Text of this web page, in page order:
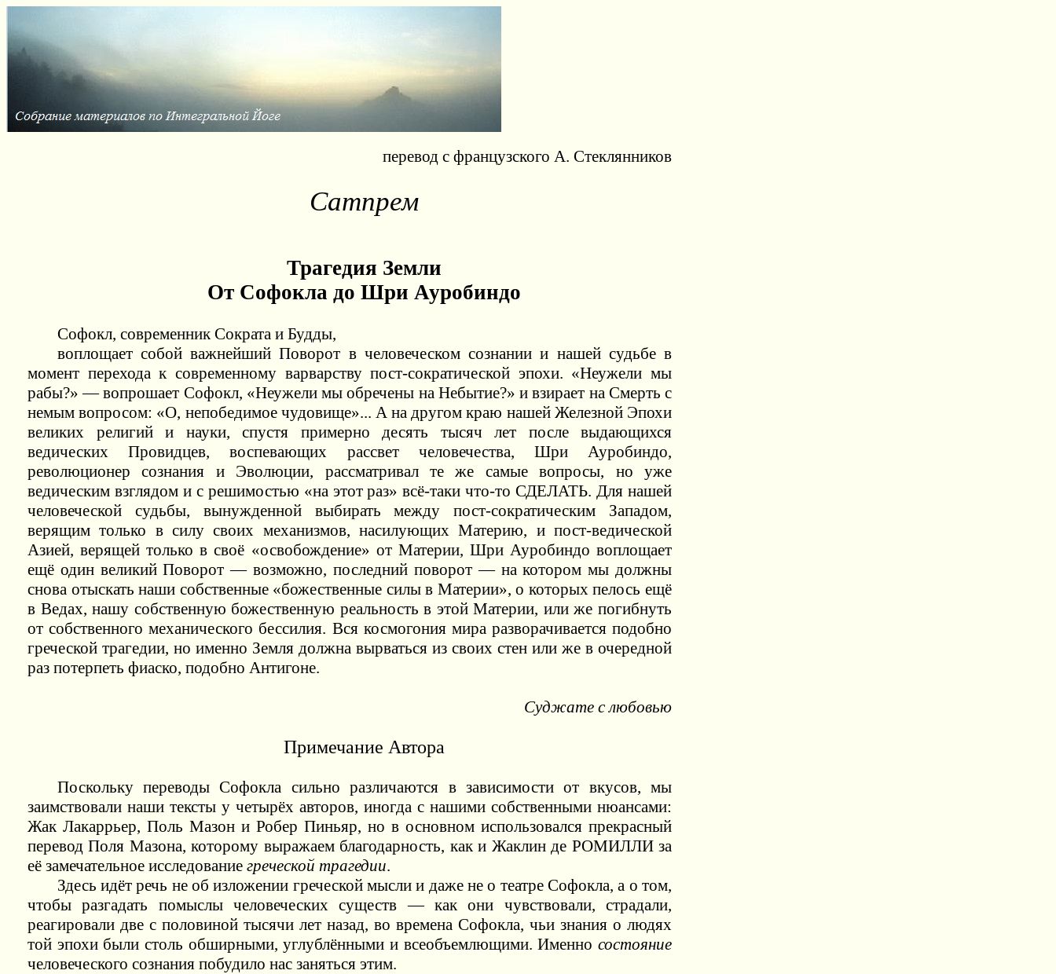
перевод с французского А. Стеклянников
Сатпрем
Трагедия Земли
От Софокла до Шри Ауробиндо
Софокл, современник Сократа и Будды,
воплощает собой важнейший Поворот в человеческом сознании и нашей судьбе в
момент перехода к современному варварству пост-сократической эпохи. «Неужели мы
рабы?» — вопрошает Софокл, «Неужели мы обречены на Небытие?» и взирает на Смерть с
немым вопросом: «О, непобедимое чудовище»... А на другом краю нашей Железной Эпохи
великих религий и науки, спустя примерно десять тысяч лет после выдающихся
ведических Провидцев, воспевающих рассвет человечества, Шри Ауробиндо,
революционер сознания и Эволюции, рассматривал те же самые вопросы, но уже
ведическим взглядом и с решимостью «на этот раз» всё-таки что-то СДЕЛАТЬ. Для нашей
человеческой судьбы, вынужденной выбирать между пост-сократическим Западом,
верящим только в силу своих механизмов, насилующих Материю, и пост-ведической
Азией, верящей только в своё «освобождение» от Материи, Шри Ауробиндо воплощает
ещё один великий Поворот — возможно, последний поворот — на котором мы должны
снова отыскать наши собственные «божественные силы в Материи», о которых пелось ещё
в Ведах, нашу собственную божественную реальность в этой Материи, или же погибнуть
от собственного механического бессилия. Вся космогония мира разворачивается подобно
греческой трагедии, но именно Земля должна вырваться из своих стен или же в очередной
раз потерпеть фиаско, подобно Антигоне.
Суджате с любовью
Примечание Автора
Поскольку переводы Софокла сильно различаются в зависимости от вкусов, мы
заимствовали наши тексты у четырёх авторов, иногда с нашими собственными нюансами:
Жак Лакаррьер, Поль Мазон и Робер Пиньяр, но в основном использовался прекрасный
перевод Поля Мазона, которому выражаем благодарность, как и Жаклин де РОМИЛЛИ за
её замечательное исследование греческой трагедии.
Здесь идёт речь не об изложении греческой мысли и даже не о театре Софокла, а о том,
чтобы разгадать помыслы человеческих существ — как они чувствовали, страдали,
реагировали две с половиной тысячи лет назад, во времена Софокла, чьи знания о людях
той эпохи были столь обширными, углублёнными и всеобъемлющими. Именно состояние
человеческого сознания побудило нас заняться этим.